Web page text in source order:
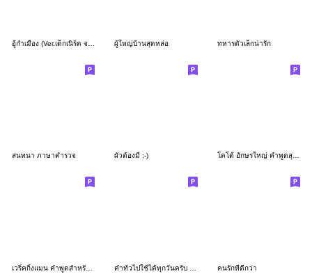
ผู้ใหญ่บ้านสุดหล่อ ทหารตัวเล็กน่ารัก
สนทนา ภาษาตำรวจ ผัวต้องมี ;-) โตโต้ อักษรใหญ่ คำพูดสุภาพสำหรับการทำงาน
คนรักที่ดีกว่า